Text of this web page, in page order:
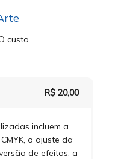
custo
R$ 20,00
incluem a
o ajuste da
de efeitos, a